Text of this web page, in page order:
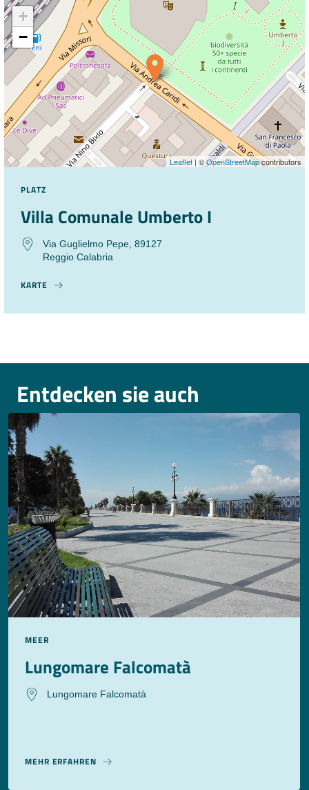
+
−
Leaflet | ©OpenStreetMapcontributors
PLATZ
Villa Comunale Umberto I
Via Guglielmo Pepe, 89127
Reggio Calabria
KARTE
Entdecken sie auch
MEER
Lungomare Falcomatà
Lungomare Falcomatà
MEHR ERFAHREN